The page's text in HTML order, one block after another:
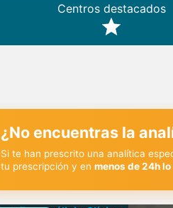
Centros destacados
¿No encuentras la
Si te han prescrito una analítica
tu prescripción y en menos de 24h